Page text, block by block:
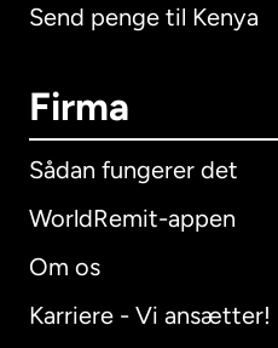
Send penge til Kenya
Firma
Sådan fungerer det
WorldRemit-appen
Om os
Karriere - Vi ansætter!